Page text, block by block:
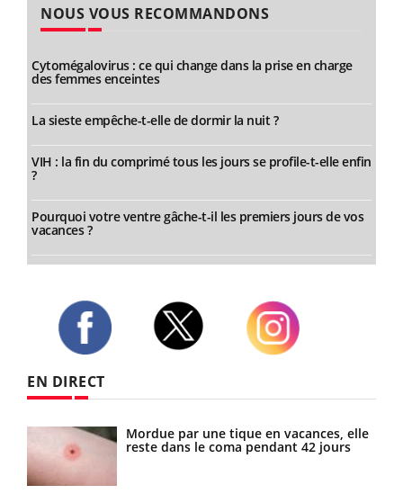
NOUS VOUS RECOMMANDONS
Cytomégalovirus : ce qui change dans la prise en charge
des femmes enceintes
La sieste empêche-t-elle de dormir la nuit ?
VIH : la fin du comprimé tous les jours se profile-t-elle enfin
?
Pourquoi votre ventre gâche-t-il les premiers jours de vos
vacances ?
EN DIRECT
Mordue par une tique en vacances, elle
reste dans le coma pendant 42 jours